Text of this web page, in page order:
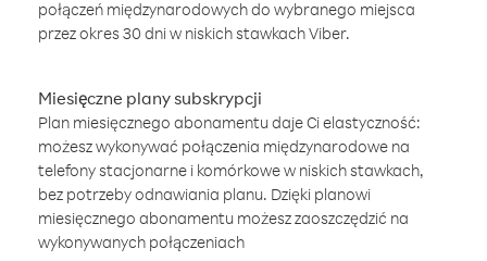
połączeń międzynarodowych do wybranego miejsca
przez okres 30 dni w niskich stawkach Viber.
Miesięczne plany subskrypcji
Plan miesięcznego abonamentu daje Ci elastyczność:
możesz wykonywać połączenia międzynarodowe na
telefony stacjonarne i komórkowe w niskich stawkach,
bez potrzeby odnawiania planu. Dzięki planowi
miesięcznego abonamentu możesz zaoszczędzić na
wykonywanych połączeniach